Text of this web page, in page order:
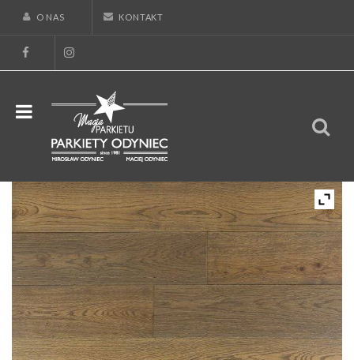
O NAS KONTAKT